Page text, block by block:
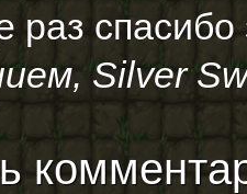
раз
Silver